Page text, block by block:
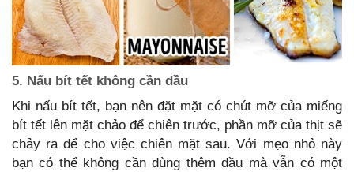
5. Nấu bít tết không cần dầu
Khi nấu bít tết, bạn nên đặt mặt có chút mỡ của miếng
bít tết lên mặt chảo để chiên trước, phần mỡ của thịt sẽ
chảy ra để cho việc chiên mặt sau. Với mẹo nhỏ này
bạn có thể không cần dùng thêm dầu mà vẫn có một